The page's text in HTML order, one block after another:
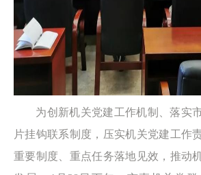
为创新机关党建工作机制、落实
片挂钩联系制度，压实机关党建工作
重要制度、重点任务落地见效，推动